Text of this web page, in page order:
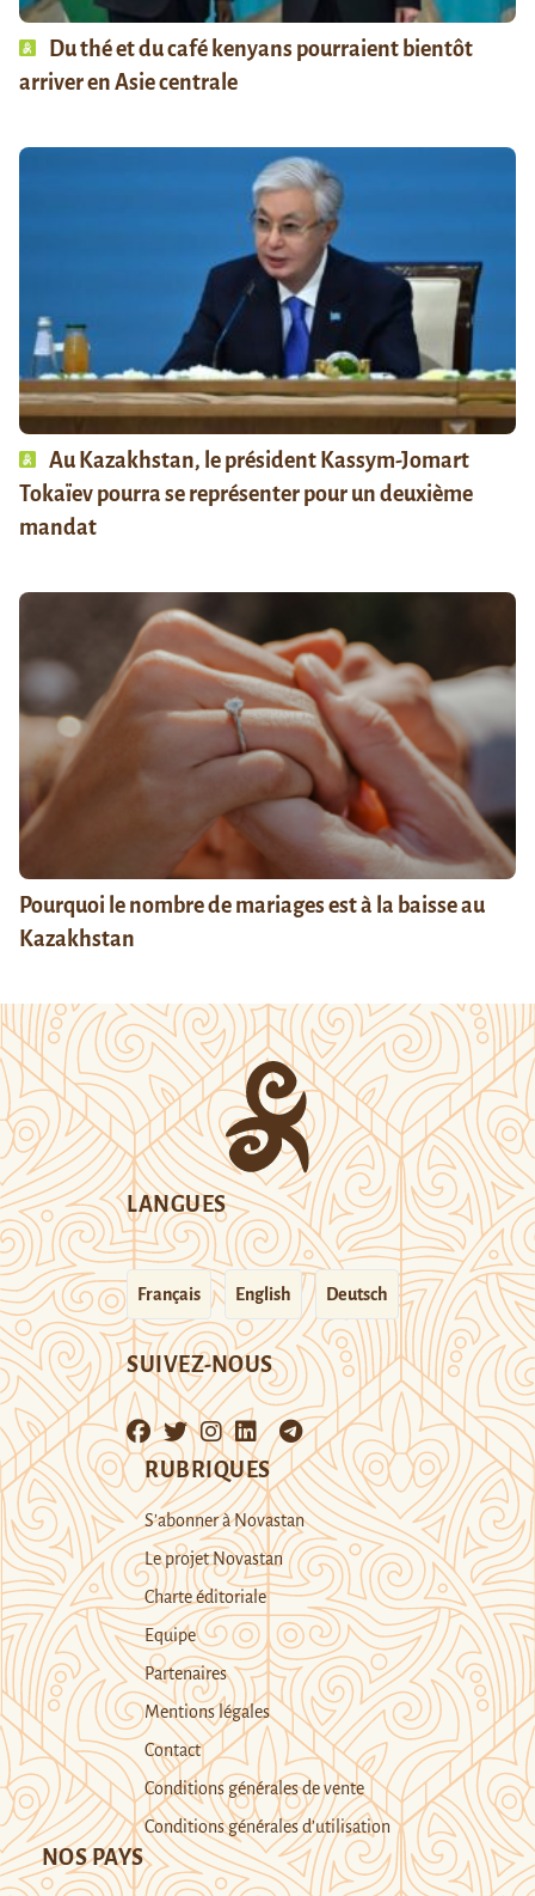
Du thé et du café kenyans pourraient bientôt
arriver en Asie centrale
Au Kazakhstan, le président Kassym-Jomart
Tokaïev pourra se représenter pour un deuxième
mandat
Pourquoi le nombre de mariages est à la baisse au
Kazakhstan
LANGUES
Français English Deutsch
SUIVEZ-NOUS
RUBRIQUES
S’abonner à Novastan
Le projet Novastan
Charte éditoriale
Equipe
Partenaires
Mentions légales
Contact
Conditions générales de vente
Conditions générales d’utilisation
NOS PAYS